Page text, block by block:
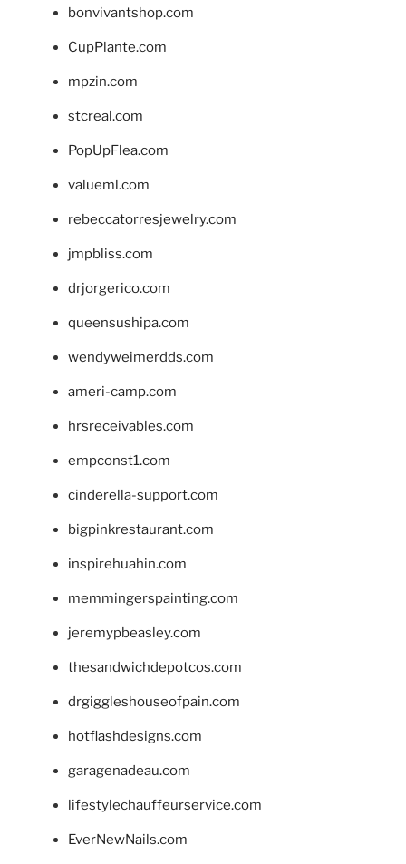
bonvivantshop.com
CupPlante.com
mpzin.com
stcreal.com
PopUpFlea.com
valueml.com
rebeccatorresjewelry.com
jmpbliss.com
drjorgerico.com
queensushipa.com
wendyweimerdds.com
ameri-camp.com
hrsreceivables.com
empconst1.com
cinderella-support.com
bigpinkrestaurant.com
inspirehuahin.com
memmingerspainting.com
jeremypbeasley.com
thesandwichdepotcos.com
drgiggleshouseofpain.com
hotflashdesigns.com
garagenadeau.com
lifestylechauffeurservice.com
EverNewNails.com